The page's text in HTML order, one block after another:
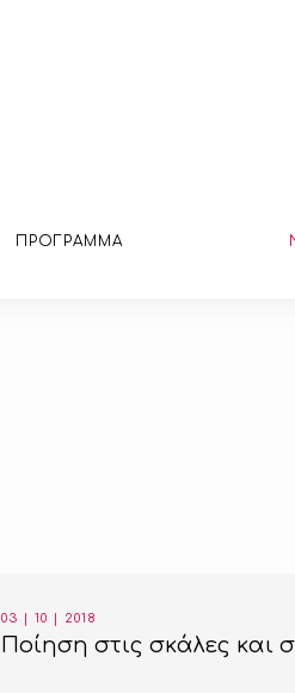
ΠΡΟΓΡΑΜΜΑ
03 | 10 | 2018
Ποίηση στις σκάλες